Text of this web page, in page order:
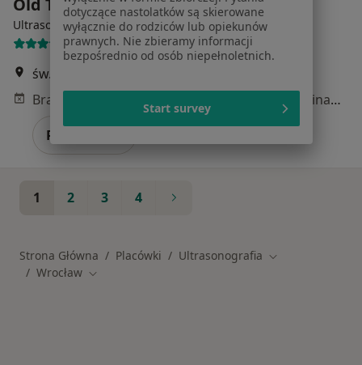
Ultrasonografia, Onkologia, Hematologia·Więcej
1005 opinii
św. Mikołaja 59-60 lok. 25, Wrocław
Brak dostępnych specjalistów z wolnymi terminami w tym centrum medycznym.
Pokaż profil
1 2 3 4
Strona Główna Placówki Ultrasonografia Zmień miasto
Wrocław Zmień miasto
dotyczące nastolatków są skierowane
wyłącznie do rodziców lub opiekunów
prawnych. Nie zbieramy informacji
bezpośrednio od osób niepełnoletnich.
Start survey